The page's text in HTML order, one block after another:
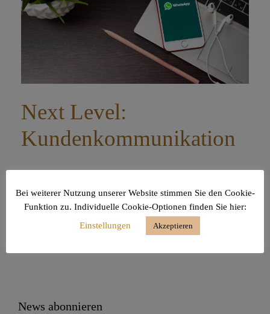
Next Level:
Kundenkommunikation
News abonnieren
Bei weiterer Nutzung unserer Website stimmen Sie den Cookie-
Funktion zu. Individuelle Cookie-Optionen finden Sie hier:
Einstellungen
Akzeptieren